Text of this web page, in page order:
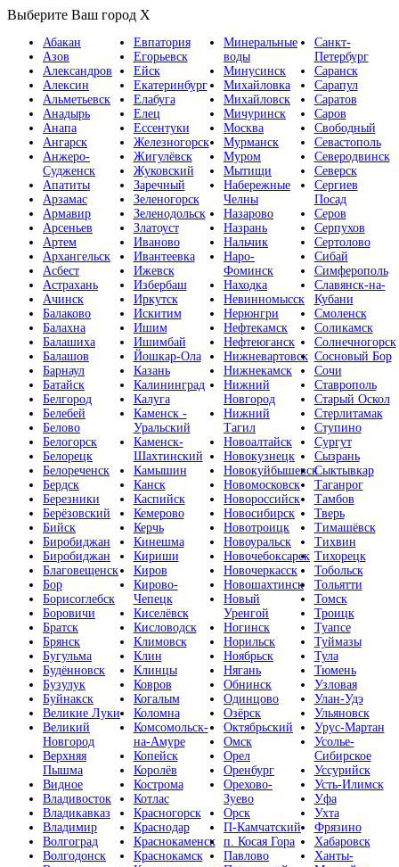
Выберите Ваш город X
Абакан
Азов
Александров
Алексин
Альметьевск
Анадырь
Анапа
Ангарск
Анжеро-
Судженск
Апатиты
Арзамас
Армавир
Арсеньев
Артем
Архангельск
Асбест
Астрахань
Ачинск
Балаково
Балахна
Балашиха
Балашов
Барнаул
Батайск
Белгород
Белебей
Белово
Белогорск
Белорецк
Белореченск
Бердск
Березники
Берёзовский
Бийск
Биробиджан
Биробиджан
Благовещенск
Бор
Борисоглебск
Боровичи
Братск
Брянск
Бугульма
Будённовск
Бузулук
Буйнакск
Великие Луки
Великий
Новгород
Верхняя
Пышма
Видное
Владивосток
Владикавказ
Владимир
Волгоград
Волгодонск
Евпатория
Егорьевск
Ейск
Екатеринбург
Елабуга
Елец
Ессентуки
Железногорск
Жигулёвск
Жуковский
Заречный
Зеленогорск
Зеленодольск
Златоуст
Иваново
Ивантеевка
Ижевск
Избербаш
Иркутск
Искитим
Ишим
Ишимбай
Йошкар-Ола
Казань
Калининград
Калуга
Каменск -
Уральский
Каменск-
Шахтинский
Камышин
Канск
Каспийск
Кемерово
Керчь
Кинешма
Кириши
Киров
Кирово-
Чепецк
Киселёвск
Кисловодск
Климовск
Клин
Клинцы
Ковров
Когалым
Коломна
Комсомольск-
на-Амуре
Копейск
Королёв
Кострома
Котлас
Красногорск
Краснодар
Краснокаменск
Краснокамск
Минеральные
воды
Минусинск
Михайловка
Михайловск
Мичуринск
Москва
Мурманск
Муром
Мытищи
Набережные
Челны
Назарово
Назрань
Нальчик
Наро-
Фоминск
Находка
Невинномысск
Нерюнгри
Нефтекамск
Нефтеюганск
Нижневартовск
Нижнекамск
Нижний
Новгород
Нижний
Тагил
Новоалтайск
Новокузнецк
Новокуйбышевск
Новомосковск
Новороссийск
Новосибирск
Новотроицк
Новоуральск
Новочебоксарск
Новочеркасск
Новошахтинск
Новый
Уренгой
Ногинск
Норильск
Ноябрьск
Нягань
Обнинск
Одинцово
Озёрск
Октябрьский
Омск
Орел
Оренбург
Орехово-
Зуево
Орск
П-Камчатский
п. Косая Гора
Павлово
Санкт-
Петербург
Саранск
Сарапул
Саратов
Саров
Свободный
Севастополь
Северодвинск
Северск
Сергиев
Посад
Серов
Серпухов
Сертолово
Сибай
Симферополь
Славянск-на-
Кубани
Смоленск
Соликамск
Солнечногорск
Сосновый Бор
Сочи
Ставрополь
Старый Оскол
Стерлитамак
Ступино
Сургут
Сызрань
Сыктывкар
Таганрог
Тамбов
Тверь
Тимашёвск
Тихвин
Тихорецк
Тобольск
Тольятти
Томск
Троицк
Туапсе
Туймазы
Тула
Тюмень
Узловая
Улан-Удэ
Ульяновск
Урус-Мартан
Усолье-
Сибирское
Уссурийск
Усть-Илимск
Уфа
Ухта
Фрязино
Хабаровск
Ханты-